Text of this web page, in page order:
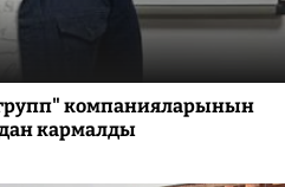
компанияларынын
кармалды